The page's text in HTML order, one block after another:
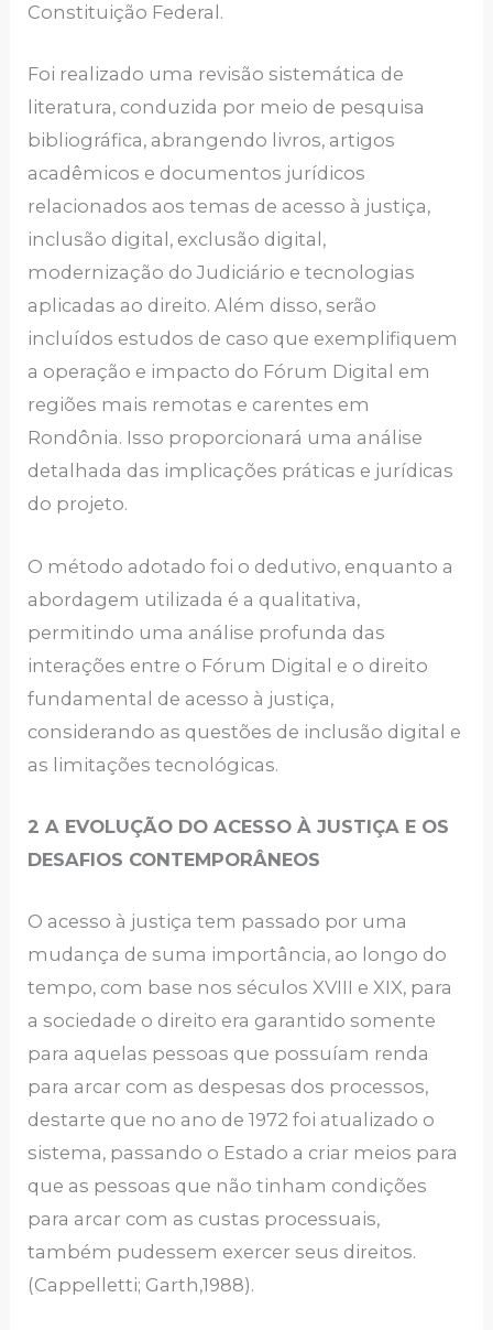
Constituição Federal.
Foi realizado uma revisão sistemática de
literatura, conduzida por meio de pesquisa
bibliográfica, abrangendo livros, artigos
acadêmicos e documentos jurídicos
relacionados aos temas de acesso à justiça,
inclusão digital, exclusão digital,
modernização do Judiciário e tecnologias
aplicadas ao direito. Além disso, serão
incluídos estudos de caso que exemplifiquem
a operação e impacto do Fórum Digital em
regiões mais remotas e carentes em
Rondônia. Isso proporcionará uma análise
detalhada das implicações práticas e jurídicas
do projeto.
O método adotado foi o dedutivo, enquanto a
abordagem utilizada é a qualitativa,
permitindo uma análise profunda das
interações entre o Fórum Digital e o direito
fundamental de acesso à justiça,
considerando as questões de inclusão digital e
as limitações tecnológicas.
2 A EVOLUÇÃO DO ACESSO À JUSTIÇA E OS
DESAFIOS CONTEMPORÂNEOS
O acesso à justiça tem passado por uma
mudança de suma importância, ao longo do
tempo, com base nos séculos XVIII e XIX, para
a sociedade o direito era garantido somente
para aquelas pessoas que possuíam renda
para arcar com as despesas dos processos,
destarte que no ano de 1972 foi atualizado o
sistema, passando o Estado a criar meios para
que as pessoas que não tinham condições
para arcar com as custas processuais,
também pudessem exercer seus direitos.
(Cappelletti; Garth,1988).